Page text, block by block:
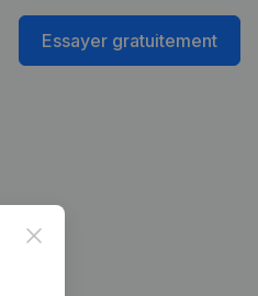
Essayer gratuitement
Close